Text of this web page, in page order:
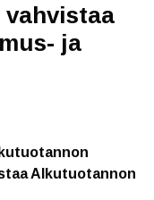
ja
Alkutuotannon